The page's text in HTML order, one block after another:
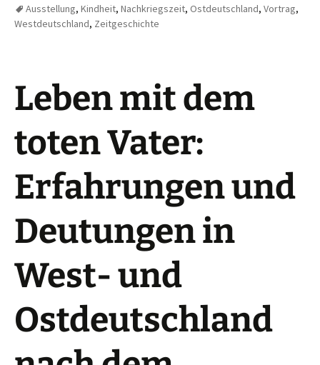
Ausstellung, Kindheit, Nachkriegszeit, Ostdeutschland, Vortrag,
Westdeutschland, Zeitgeschichte
Leben mit dem
toten Vater:
Erfahrungen und
Deutungen in
West- und
Ostdeutschland